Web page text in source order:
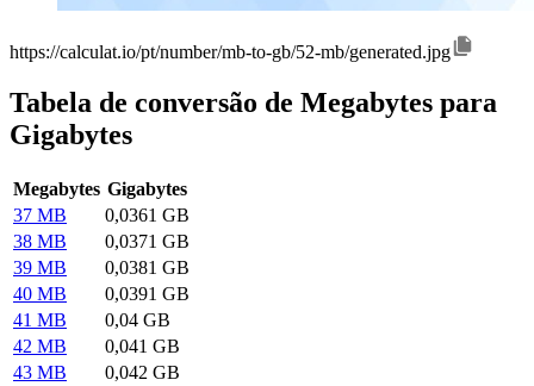
https://calculat.io/pt/number/mb-to-gb/52-mb/generated.jpg
Tabela de conversão de Megabytes para
Gigabytes
Megabytes Gigabytes
37 MB
0,0361 GB
38 MB
0,0371 GB
39 MB
0,0381 GB
40 MB
0,0391 GB
41 MB
0,04 GB
42 MB
0,041 GB
43 MB
0,042 GB